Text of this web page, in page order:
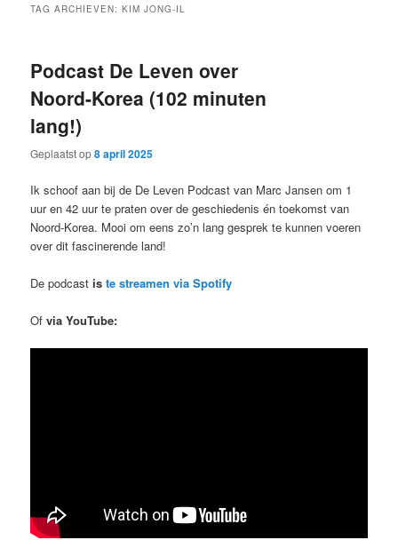
TAG ARCHIEVEN:KIM JONG-IL
Podcast De Leven over
Noord-Korea (102 minuten
lang!)
Geplaatst op8 april 2025
Ik schoof aan bij de De Leven Podcast van Marc Jansen om 1
uur en 42 uur te praten over de geschiedenis én toekomst van
Noord-Korea. Mooi om eens zo’n lang gesprek te kunnen voeren
over dit fascinerende land!
De podcastiste streamen via Spotify
Ofvia YouTube: